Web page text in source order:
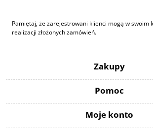
Pamiętaj, że zarejestrowani klienci mogą w swoim
realizacji złożonych zamówień.
Zakupy
Pomoc
Moje konto